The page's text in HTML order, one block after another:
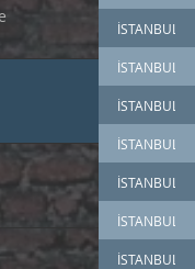
İSTANBUL
İSTANBUL
İSTANBUL
İSTANBUL
İSTANBUL
İSTANBUL
İSTANBUL